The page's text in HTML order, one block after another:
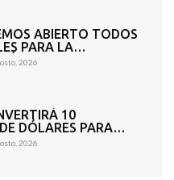
ABIERTO TODOS
PARA LA
DE LOS
Y PRIVADO”
2026
10
DÓLARES PARA
RESIDUOS
EN ENERGÍA
2026